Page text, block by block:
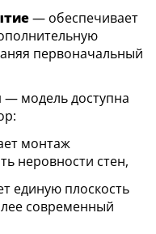
— обеспечивает
первоначальный
— модель доступна
монтаж
неровности стен,
единую плоскость
современный